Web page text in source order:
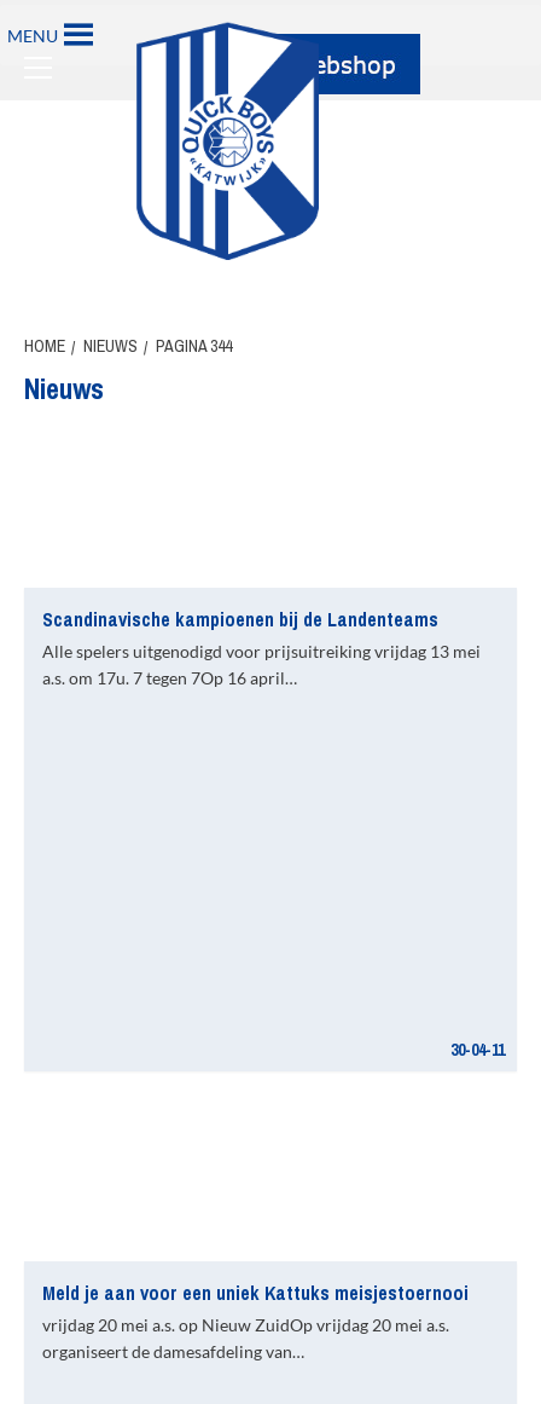
naar
MENU
Primary
HOME NIEUWS PAGINA 344
Nieuws
Scandinavische kampioenen bij de Landenteams
Alle spelers uitgenodigd voor prijsuitreiking vrijdag 13 mei
a.s. om 17u. 7 tegen 7Op 16 april…
30-04-11
Meld je aan voor een uniek Kattuks meisjestoernooi
vrijdag 20 mei a.s. op Nieuw ZuidOp vrijdag 20 mei a.s.
organiseert de damesafdeling van…